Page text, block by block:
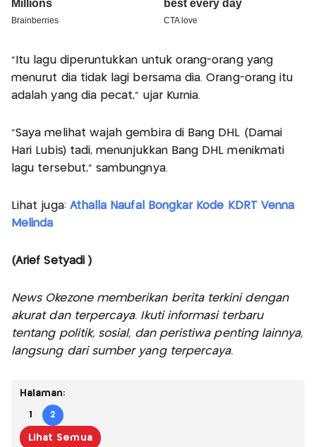
“Itu lagu diperuntukkan untuk orang-orang yang
menurut dia tidak lagi bersama dia. Orang-orang itu
adalah yang dia pecat,” ujar Kurnia.
“Saya melihat wajah gembira di Bang DHL (Damai
Hari Lubis) tadi, menunjukkan Bang DHL menikmati
lagu tersebut,” sambungnya.
Lihat juga: Athalla Naufal Bongkar Kode KDRT Venna
Melinda
(Arief Setyadi )
News Okezone memberikan berita terkini dengan
akurat dan terpercaya. Ikuti informasi terbaru
tentang politik, sosial, dan peristiwa penting lainnya,
langsung dari sumber yang terpercaya.
Halaman:
1 2
Lihat Semua